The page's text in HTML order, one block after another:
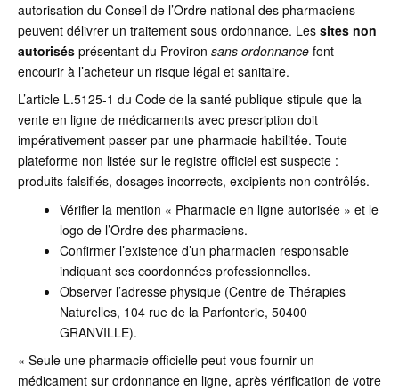
autorisation du Conseil de l’Ordre national des pharmaciens
peuvent délivrer un traitement sous ordonnance. Les sites non
autorisés présentant du Proviron sans ordonnance font
encourir à l’acheteur un risque légal et sanitaire.
L’article L.5125-1 du Code de la santé publique stipule que la
vente en ligne de médicaments avec prescription doit
impérativement passer par une pharmacie habilitée. Toute
plateforme non listée sur le registre officiel est suspecte :
produits falsifiés, dosages incorrects, excipients non contrôlés.
Vérifier la mention « Pharmacie en ligne autorisée » et le
logo de l’Ordre des pharmaciens.
Confirmer l’existence d’un pharmacien responsable
indiquant ses coordonnées professionnelles.
Observer l’adresse physique (Centre de Thérapies
Naturelles, 104 rue de la Parfonterie, 50400
GRANVILLE).
« Seule une pharmacie officielle peut vous fournir un
médicament sur ordonnance en ligne, après vérification de votre